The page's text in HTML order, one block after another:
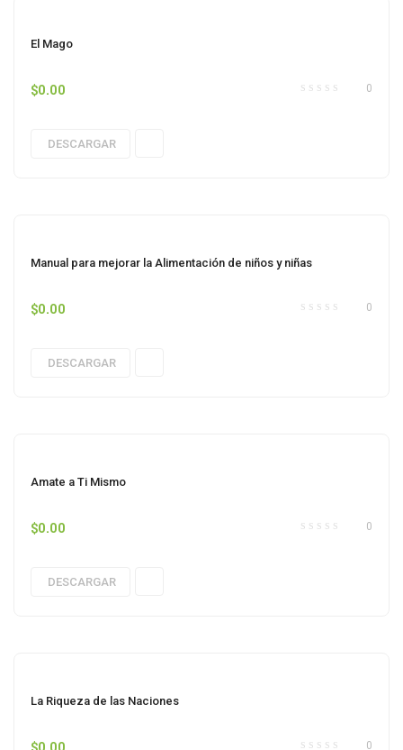
El Mago
0
$0.00
DESCARGAR
Manual para mejorar la Alimentación de niños y niñas
0
$0.00
DESCARGAR
Amate a Ti Mismo
0
$0.00
DESCARGAR
La Riqueza de las Naciones
0